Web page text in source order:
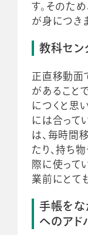
す。そのた
が身につき
教科セン
正直移動面
があること
につくと思
には合って
は、毎時間
たり、持ち
際に使って
業前にとて
手帳をな
へのアド